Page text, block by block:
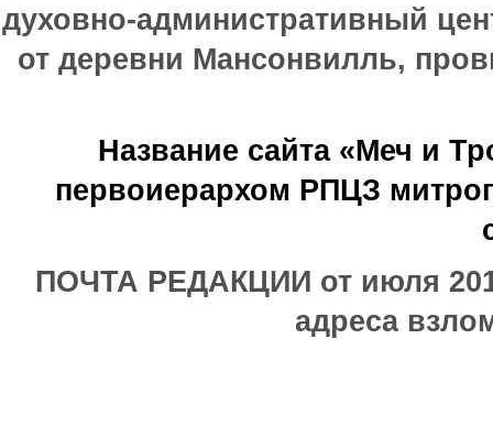
духовно-административный
от деревни Мансонвилль,
Название сайта «Меч и
первоиерархом РПЦЗ
ПОЧТА РЕДАКЦИИ от июля
адреса